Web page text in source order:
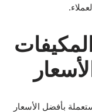
بأفضل الأسعار